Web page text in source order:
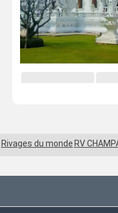
Rivages du monde RV